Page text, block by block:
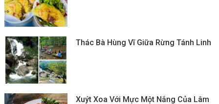
Thác Bà Hùng Vĩ Giữa Rừng Tánh Linh
Xuýt Xoa Với Mực Một Nắng Của Lâm